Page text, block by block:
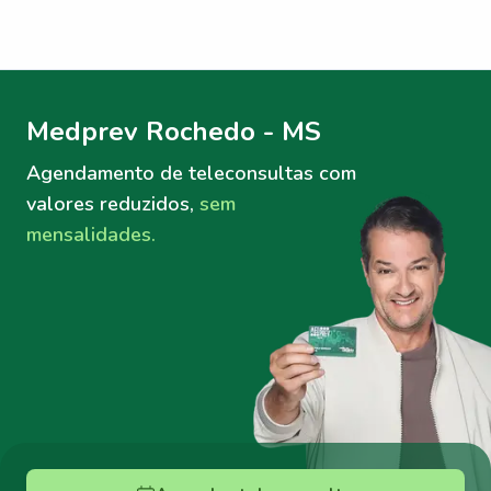
Medprev Rochedo - MS
Agendamento de teleconsultas com
valores reduzidos, sem
mensalidades.